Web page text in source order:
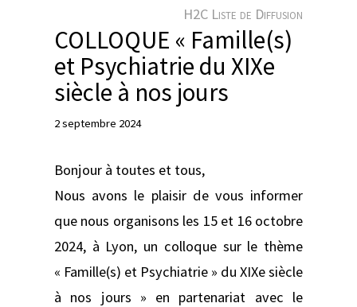
r
H2C Liste de Diffusion
COLLOQUE « Famille(s)
et Psychiatrie du XIXe
siècle à nos jours
2 septembre 2024
Bonjour à toutes et tous,
Nous avons le plaisir de vous informer
que nous organisons les 15 et 16 octobre
2024, à Lyon, un colloque sur le thème
« Famille(s) et Psychiatrie » du XIXe siècle
à nos jours » en partenariat avec le